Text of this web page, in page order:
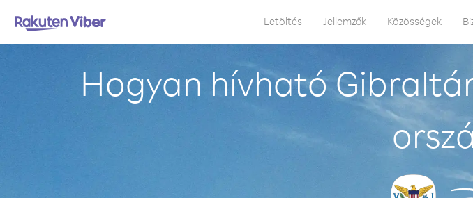
Letöltés Jellemzők Közösségek
Hogyan hívható